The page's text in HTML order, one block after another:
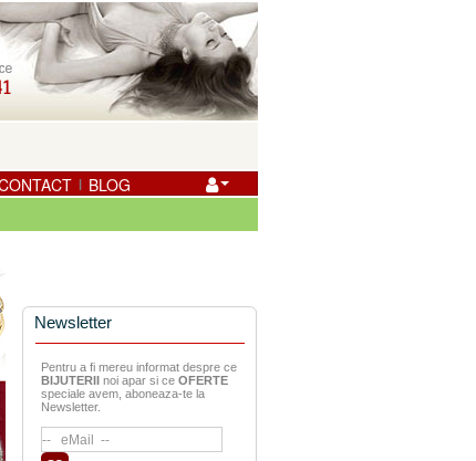
| BLOG
Newsletter
Pentru a fi mereu informat despre ce
BIJUTERIInoi apar si ce OFERTE
speciale avem, aboneaza-te la
Newsletter.